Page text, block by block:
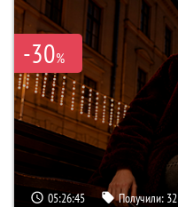
-30%
05:26:45 Получили: 32